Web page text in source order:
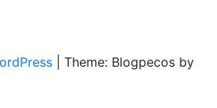
Theme: Blogpecos by